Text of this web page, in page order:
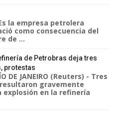
la empresa petrolera
como consecuencia del
de ...
de Petrobras deja tres
protestas
DE JANEIRO (Reuters) - Tres
gravemente
explosión en la refinería